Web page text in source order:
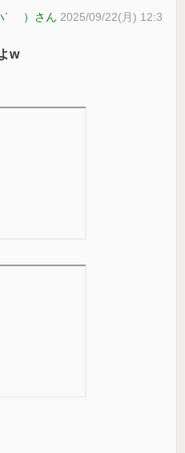
´ ）さん 2025/09/22(月) 12:3
w